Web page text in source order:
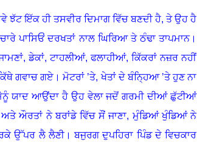
ਝੱਟ ਇੱਕ ਹੀ ਤਸਵੀਰ ਦਿਮਾਗ ਵਿੱਚ ਬਣਦੀ ਹੈ, ਤੇ ਉਹ ਹੈ
ਚਾਰੇ ਪਾਸਿਓਂ ਦਰਖਤਾਂ ਨਾਲ ਘਿਰਿਆ ਤੇ ਠੰਢਾ ਤਾਪਮਾਨ।
,ਡੇਕਾਂ, ਟਾਹਲੀਆਂ,ਫਲਾਹੀਆਂ, ਕਿੱਕਰਾਂ ਨਜ਼ਰ ਨਹੀਂ
ਗਵਾਚ ਗਏ ।ਮੋਟਰਾਂ ’ਤੇ,ਖੇਤਾਂ ਦੇ ਬੰਨ੍ਹਿਆ ’ਤੇ ਹੁਣ ਨਾ
ਯਾਦ ਆਉਂਦਾ ਹੈ ਉਹ ਵੇਲਾ ਜਦੋਂ ਗਰਮੀ ਦੀਆਂ ਛੁੱਟੀਆਂ
ਔਰਤਾਂ ਨੇ ਬਰਾਂਡੇ ਵਿੱਚ ਸੌਂ ਜਾਣਾ, ਮੁੰਡਿਆਂ ਖੁੰਡਿਆਂ ਨੇ
ਉੱਪਰ ਲੈ ਲੈਣੀ।ਬਜੁਰਗ ਦੁਪਹਿਰਾ ਪਿੰਡ ਦੇ ਵਿਚਕਾਰ